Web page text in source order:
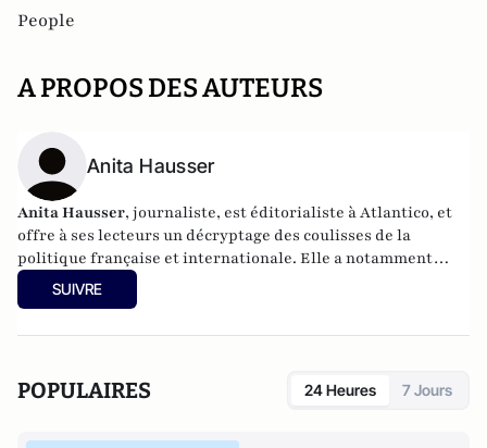
People
A PROPOS DES AUTEURS
Anita Hausser
Anita Hausser, journaliste, est éditorialiste à Atlantico, et
offre à ses lecteurs un décryptage des coulisses de la
politique française et internationale. Elle a notamment
publiéSarkozy, itinéraire d'une ambition
l'Archipel, 2003). Elle a également réalisé les documentaires
SUIVRE
POPULAIRES 24 Heures 7 Jours